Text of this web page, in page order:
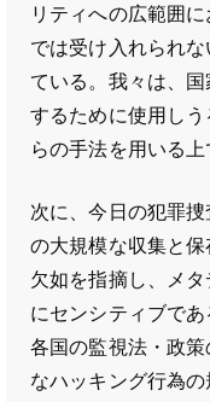
リティへの広範囲
では受け入れられ
ている。我々は、
するために使用し
らの手法を用いる上
次に、今日の犯罪
の大規模な収集と
欠如を指摘し、メ
にセンシティブで
各国の監視法・政
なハッキング行為の